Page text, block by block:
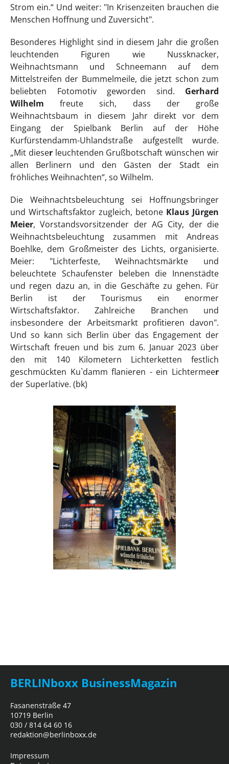
Strom ein.“ Und weiter: "In Krisenzeiten brauchen die
Menschen Hoffnung und Zuversicht".
Besonderes Highlight sind in diesem Jahr die großen
leuchtenden Figuren wie Nussknacker,
Weihnachtsmann und Schneemann auf dem
Mittelstreifen der Bummelmeile, die jetzt schon zum
beliebten Fotomotiv geworden sind. Gerhard
Wilhelm freute sich, dass der große
Weihnachtsbaum in diesem Jahr direkt vor dem
Eingang der Spielbank Berlin auf der Höhe
Kurfürstendamm-Uhlandstraße aufgestellt wurde.
„Mit dieserleuchtenden Grußbotschaft wünschen wir
allen Berlinern und den Gästen der Stadt ein
fröhliches Weihnachten“, so Wilhelm.
Die Weihnachtsbeleuchtung sei Hoffnungsbringer
und Wirtschaftsfaktor zugleich, betone Klaus Jürgen
Meier, Vorstandsvorsitzender der AG City, der die
Weihnachtsbeleuchtung zusammen mit Andreas
Boehlke, dem Großmeister des Lichts, organisierte.
Meier: "Lichterfeste, Weihnachtsmärkte und
beleuchtete Schaufenster beleben die Innenstädte
und regen dazu an, in die Geschäfte zu gehen. Für
Berlin ist der Tourismus ein enormer
Wirtschaftsfaktor. Zahlreiche Branchen und
insbesondere der Arbeitsmarkt profitieren davon".
Und so kann sich Berlin über das Engagement der
Wirtschaft freuen und bis zum 6. Januar 2023 über
den mit 140 Kilometern Lichterketten festlich
geschmückten Ku`damm flanieren - ein Lichtermeer
der Superlative. (bk)
BERLINboxx BusinessMagazin
Fasanenstraße 47
10719 Berlin
030 / 814 64 60 16
redaktion@berlinboxx.de
Impressum